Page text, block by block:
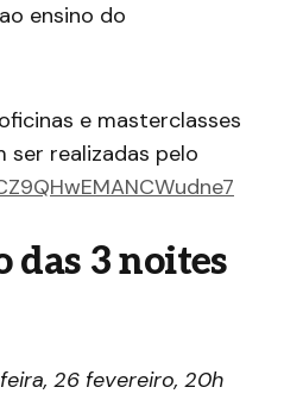
ensino do
e masterclasses
realizadas pelo
das 3 noites
26 fevereiro, 20h